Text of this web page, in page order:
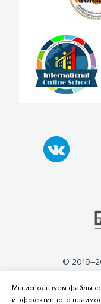
©
Мы используем файлы
и эффективного